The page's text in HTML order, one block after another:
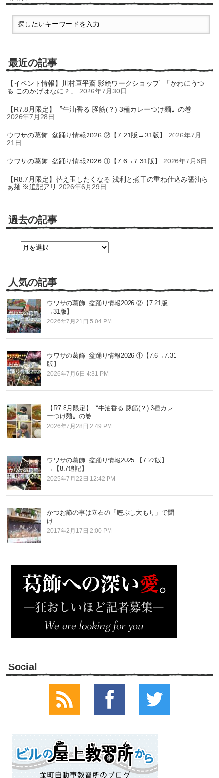
最近の記事
【イベント情報】川村亘平斎 影絵ワークショップ 「かわにうつ
る このかげはなに？」
2026年7月30日
【R7.8月限定】〝牛油香る 豚筋(？) 3種カレーつけ麺〟の巻
2026年7月28日
ウワサの葛飾 盆踊り情報2026 ②【7.21版→31版】
2026年7月
21日
ウワサの葛飾 盆踊り情報2026 ①【7.6→7.31版】 2026年7月6日
【R8.7月限定】替え玉したくなる 浅利と煮干の重ね仕込み醤油ら
ぁ麺 ※追記アリ 2026年6月29日
過去の記事
人気の記事
ウワサの葛飾 盆踊り情報2026 ②【7.21版
→31版】
2026年7月21日 5:04 PM
ウワサの葛飾 盆踊り情報2026 ①【7.6→7.31
版】
2026年7月6日 4:31 PM
【R7.8月限定】〝牛油香る 豚筋(？) 3種カレ
ーつけ麺〟の巻
2026年7月28日 2:49 PM
ウワサの葛飾 盆踊り情報2025 【7.22版】
→【8.7追記】
2025年7月22日 12:42 PM
かつお節の事は立石の「鰹ぶし大もり」で聞
け
2017年2月17日 2:00 PM
Social